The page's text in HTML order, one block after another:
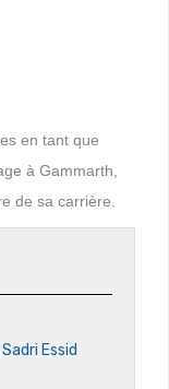
en tant que
à Gammarth,
de sa carrière.
Essid